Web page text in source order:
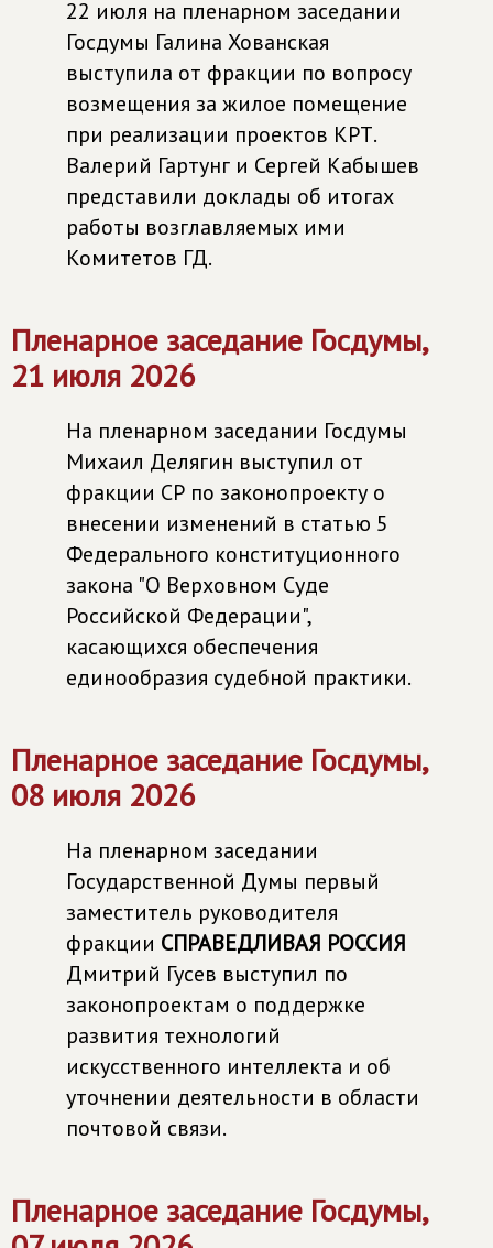
22 июля на пленарном заседании
Госдумы Галина Хованская
выступила от фракции по вопросу
возмещения за жилое помещение
при реализации проектов КРТ.
Валерий Гартунг и Сергей Кабышев
представили доклады об итогах
работы возглавляемых ими
Комитетов ГД.
Пленарное заседание Госдумы,
21 июля 2026
На пленарном заседании Госдумы
Михаил Делягин выступил от
фракции СР по законопроекту о
внесении изменений в статью 5
Федерального конституционного
закона "О Верховном Суде
Российской Федерации",
касающихся обеспечения
единообразия судебной практики.
Пленарное заседание Госдумы,
08 июля 2026
На пленарном заседании
Государственной Думы первый
заместитель руководителя
фракции СПРАВЕДЛИВАЯ РОССИЯ
Дмитрий Гусев выступил по
законопроектам о поддержке
развития технологий
искусственного интеллекта и об
уточнении деятельности в области
почтовой связи.
Пленарное заседание Госдумы,